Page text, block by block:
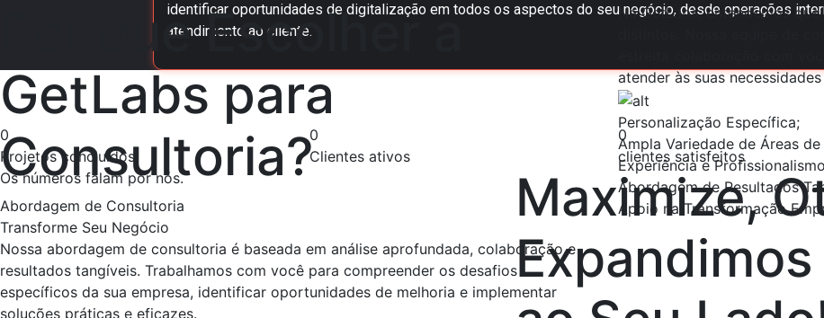
identificar oportunidades de digitalização em todos os aspectos do seu negócio, desde operações
atendimento ao cliente.
0
Projetos concluídos
0
Clientes ativos
0
clientes satisfeitos
Os números falam por nós.
Maximize,
Por que Escolher a
GetLabs para
Consultoria?
Abordagem de Consultoria
Transforme Seu Negócio
Nossa abordagem de consultoria é baseada em análise aprofundada, colaboração e
resultados tangíveis. Trabalhamos com você para compreender os desafios
específicos da sua empresa, identificar oportunidades de melhoria e implementar
soluções práticas e eficazes.
Na GetLabs, entendemos
distintos. Nossa equipe de
estreita colaboração com
atender às suas
Personalização Específica;
Ampla Variedade de Áreas
Experiência e
Abordagem de Resultados
Apoio na Transformação